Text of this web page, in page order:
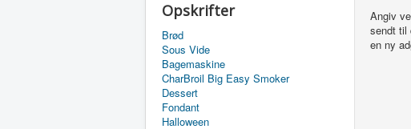
Opskrifter
Brød
Sous Vide
Bagemaskine
CharBroil Big Easy Smoker
Dessert
Fondant
Halloween
Angiv
sendt til
en ny